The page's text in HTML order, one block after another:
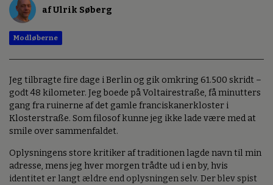
af Ulrik Søberg
Modløberne
Jeg tilbragte fire dage i Berlin og gik omkring 61.500 skridt –
godt 48 kilometer. Jeg boede på Voltairestraße, få minutters
gang fra ruinerne af det gamle franciskanerkloster i
Klosterstraße. Som filosof kunne jeg ikke lade være med at
smile over sammenfaldet.
Oplysningens store kritiker af traditionen lagde navn til min
adresse, mens jeg hver morgen trådte ud i en by, hvis
identitet er langt ældre end oplysningen selv. Der blev spist